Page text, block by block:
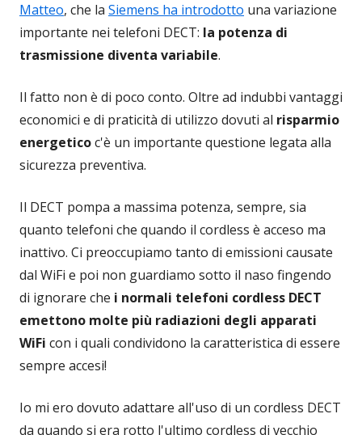
Matteo, che la Siemens ha introdotto una variazione
importante nei telefoni DECT: la potenza di
trasmissione diventa variabile.
Il fatto non è di poco conto. Oltre ad indubbi vantaggi
economici e di praticità di utilizzo dovuti al risparmio
energeticoc'è un importante questione legata alla
sicurezza preventiva.
Il DECT pompa a massima potenza, sempre, sia
quanto telefoni che quando il cordless è acceso ma
inattivo. Ci preoccupiamo tanto di emissioni causate
dal WiFi e poi non guardiamo sotto il naso fingendo
di ignorare che i normali telefoni cordless DECT
emettono molte più radiazioni degli apparati
WiFi con i quali condividono la caratteristica di essere
sempre accesi!
Io mi ero dovuto adattare all'uso di un cordless DECT
da quando si era rotto l'ultimo cordless di vecchio